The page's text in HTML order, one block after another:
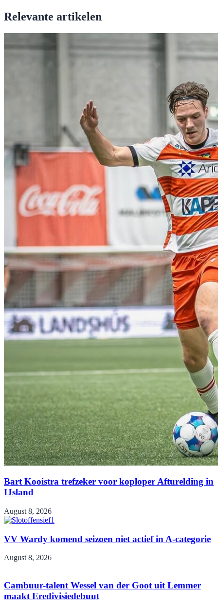
Relevante artikelen
Bart Kooistra trefzeker voor koploper Afturelding in
IJsland
August 8, 2026
VV Wardy komend seizoen niet actief in A-categorie
August 8, 2026
Cambuur-talent Wessel van der Goot uit Lemmer
maakt Eredivisiedebuut